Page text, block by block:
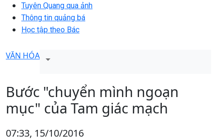
Tuyên Quang qua ảnh
Thông tin quảng bá
Học tập theo Bác
VĂN HÓA
Bước "chuyển mình ngoạn
mục" của Tam giác mạch
07:33, 15/10/2016